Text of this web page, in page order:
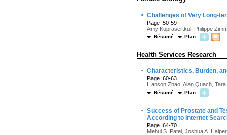
· Challenges of Very Long-
Page :50-59
Amy Kuprasertkul, Philippe
Résumé Plan
Health Services Research
· Characteristics, Burden,
Page :60-63
Hanson Zhao, Alan Quach,
Résumé Plan
· Success of Prostate and
According to Internet
Page :64-70
Mehul S. Patel, Joshua A.